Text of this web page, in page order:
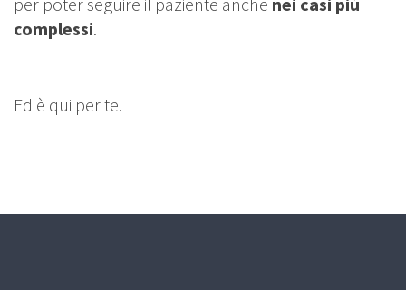
complessi.
Ed è qui per te.